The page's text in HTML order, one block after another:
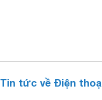
Tin tức về Điện